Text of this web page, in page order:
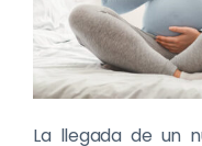
La llegada de un